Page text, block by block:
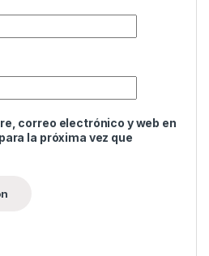
correo electrónico y web en
la próxima vez que